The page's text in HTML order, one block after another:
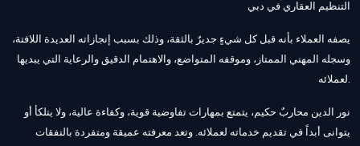
التنظيم العقاري في دبي
يصفه العملاء بأنه قبل كل شيءٍ جديرٌ بالثقة، وذلك بسبب إنجازاته العديدة اللافتة،
وسجله المهني الممتاز، وموقفه المتواضع، والاهتمام الدقيق والرعاية التي يبديها
لعملائه.
نور الدين محاربٌ حكيم، يتمتع بمهارات تفاوضية قوية، وكفاءة عالية، ولا يتلكأ أو
يتوانى أبداً في تقديم خدماته لعملائه. وتعد معرفته عميقة ومتفردة بالنفقات